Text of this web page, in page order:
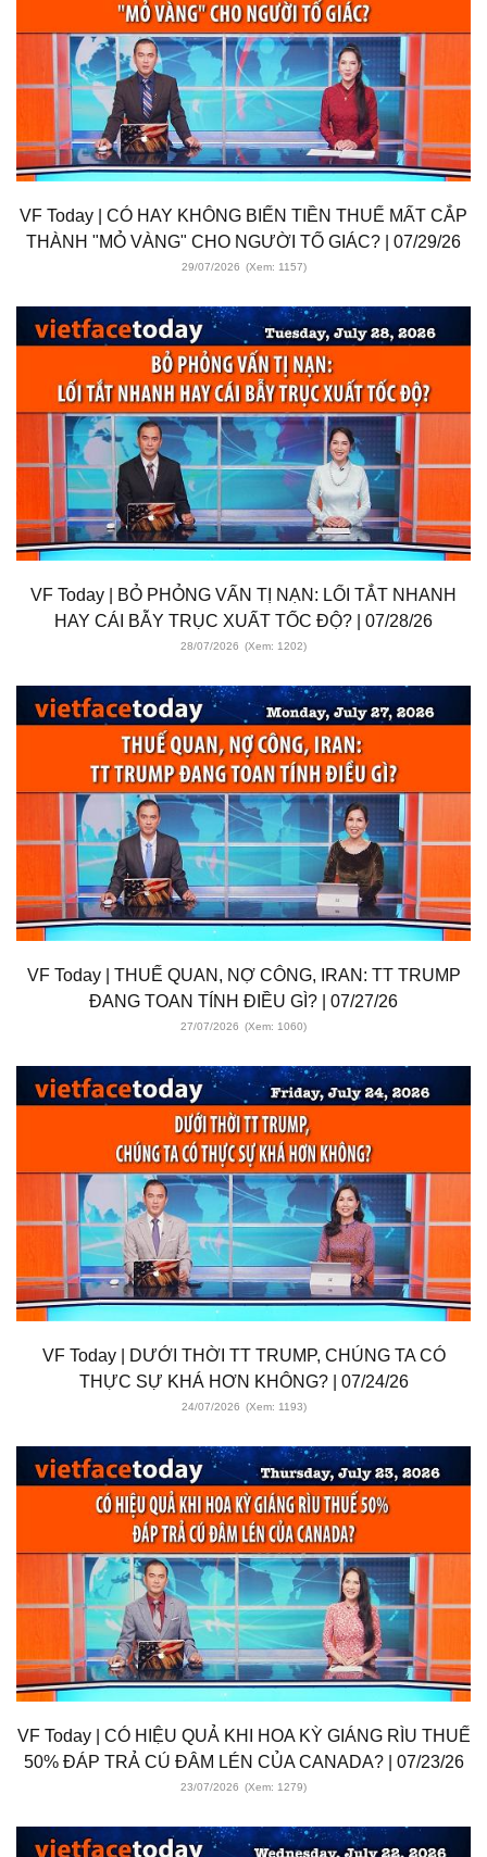
VF Today | CÓ HAY KHÔNG BIẾN TIỀN THUẾ MẤT CẮP
THÀNH "MỎ VÀNG" CHO NGƯỜI TỐ GIÁC? | 07/29/26
29/07/2026 (Xem: 1157)
VF Today | BỎ PHỎNG VẤN TỊ NẠN: LỐI TẮT NHANH
HAY CÁI BẪY TRỤC XUẤT TỐC ĐỘ? | 07/28/26
28/07/2026 (Xem: 1202)
VF Today | THUẾ QUAN, NỢ CÔNG, IRAN: TT TRUMP
ĐANG TOAN TÍNH ĐIỀU GÌ? | 07/27/26
27/07/2026 (Xem: 1060)
VF Today | DƯỚI THỜI TT TRUMP, CHÚNG TA CÓ
THỰC SỰ KHÁ HƠN KHÔNG? | 07/24/26
24/07/2026 (Xem: 1193)
VF Today | CÓ HIỆU QUẢ KHI HOA KỲ GIÁNG RÌU THUẾ
50% ĐÁP TRẢ CÚ ĐÂM LÉN CỦA CANADA? | 07/23/26
23/07/2026 (Xem: 1279)